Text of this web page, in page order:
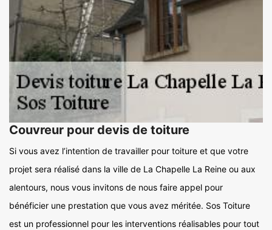
Couvreur pour devis de toiture
Si vous avez l’intention de travailler pour toiture et que votre
projet sera réalisé dans la ville de La Chapelle La Reine ou aux
alentours, nous vous invitons de nous faire appel pour
bénéficier une prestation que vous avez méritée. Sos Toiture
est un professionnel pour les interventions réalisables pour tout